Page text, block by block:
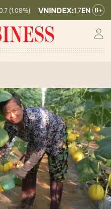
VNINDEX: 1,764.78 19.87 (1.11%)